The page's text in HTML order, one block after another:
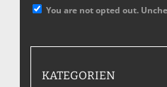
You are not opted out.
KATEGORIEN